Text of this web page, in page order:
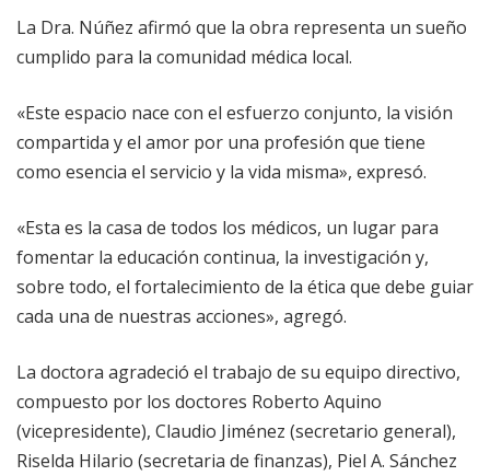
La Dra. Núñez afirmó que la obra representa un sueño
cumplido para la comunidad médica local.
«Este espacio nace con el esfuerzo conjunto, la visión
compartida y el amor por una profesión que tiene
como esencia el servicio y la vida misma», expresó.
«Esta es la casa de todos los médicos, un lugar para
fomentar la educación continua, la investigación y,
sobre todo, el fortalecimiento de la ética que debe guiar
cada una de nuestras acciones», agregó.
La doctora agradeció el trabajo de su equipo directivo,
compuesto por los doctores Roberto Aquino
(vicepresidente), Claudio Jiménez (secretario general),
Riselda Hilario (secretaria de finanzas), Piel A. Sánchez